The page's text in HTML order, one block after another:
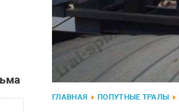
ГЛАВНАЯ ПОПУТНЫЕ ТРАЛЫ